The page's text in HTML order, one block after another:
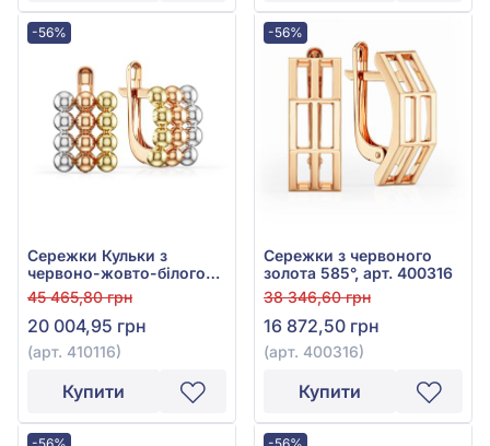
-56%
Сережки Кульки з
червоно-жовто-білого
золота 585°, арт. 410116
45 465,80 грн
20 004,95 грн
(арт. 410116)
Купити
-56%
Сережки з червоного
золота 585°, арт. 400316
38 346,60 грн
16 872,50 грн
(арт. 400316)
Купити